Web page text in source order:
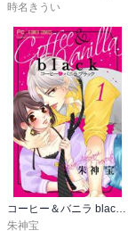
時名きうい
朱神宝